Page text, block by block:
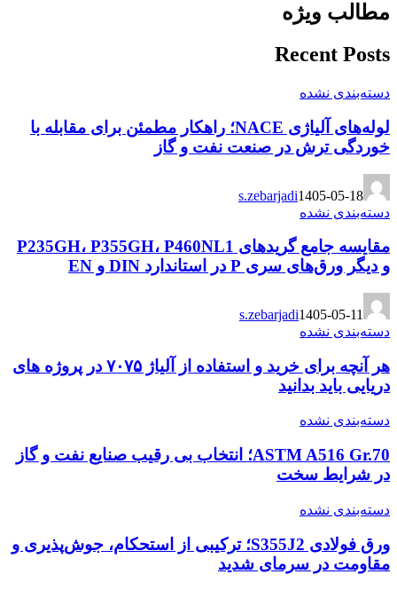
مطالب ویژه
Recent Posts
دسته‌بندی نشده
لوله‌های آلیاژی NACE؛ راهکار مطمئن برای مقابله با
خوردگی ترش در صنعت نفت و گاز
s.zebarjadi1405-05-18
دسته‌بندی نشده
مقایسه جامع گریدهای P235GH، P355GH، P460NL1
و دیگر ورق‌های سری P در استاندارد DIN و EN
s.zebarjadi1405-05-11
دسته‌بندی نشده
هر آنچه برای خرید و استفاده از آلیاژ ۷۰۷۵ در پروژه های
دریایی باید بدانید
دسته‌بندی نشده
ASTM A516 Gr.70؛ انتخاب بی رقیب صنایع نفت و گاز
در شرایط سخت
دسته‌بندی نشده
ورق فولادی S355J2؛ ترکیبی از استحکام، جوش‌پذیری و
مقاومت در سرمای شدید